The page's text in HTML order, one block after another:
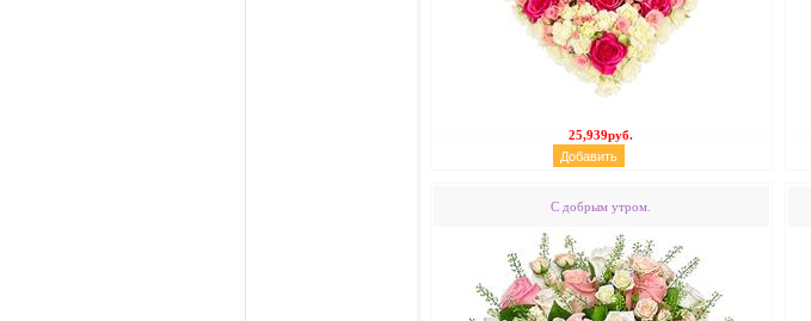
25,939руб.
С добрым утром.